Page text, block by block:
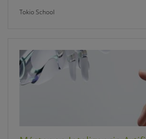
Tokio School